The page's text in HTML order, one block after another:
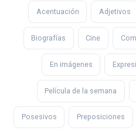
Acentuación Adjetivos
Biografías Cine
En imágenes
Película de la semana
Posesivos Preposiciones